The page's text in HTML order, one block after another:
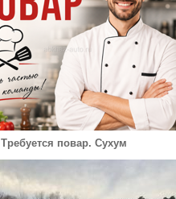
Требуется повар. Сухум